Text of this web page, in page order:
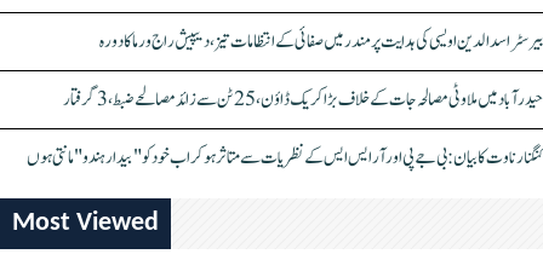
بیرسٹر اسدالدین اویسی کی ہدایت پر مندر میں صفائی کے انتظامات تیز، دیپیش راج ورما کا دورہ
حیدرآباد میں ملاوٹی مصالحہ جات کے خلاف بڑا کریک ڈاؤن، 25 ٹن سے زائد مصالحے ضبط، 3 گرفتار
کنگنا رناوت کا بیان: بی جے پی اور آر ایس ایس کے نظریات سے متاثر ہو کر اب خود کو "بیدار ہندو" مانتی ہوں
Most Viewed